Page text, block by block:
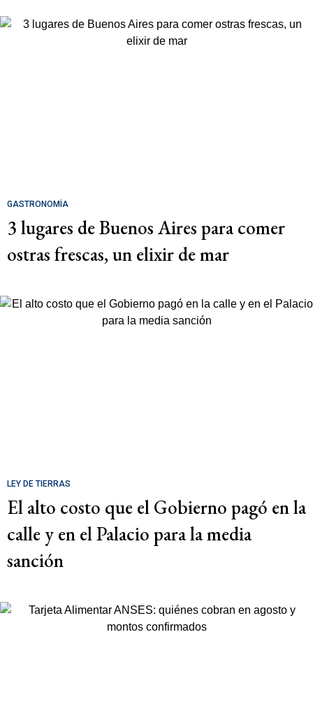
GASTRONOMÍA
3 lugares de Buenos Aires para comer
ostras frescas, un elixir de mar
LEY DE TIERRAS
El alto costo que el Gobierno pagó en la
calle y en el Palacio para la media
sanción